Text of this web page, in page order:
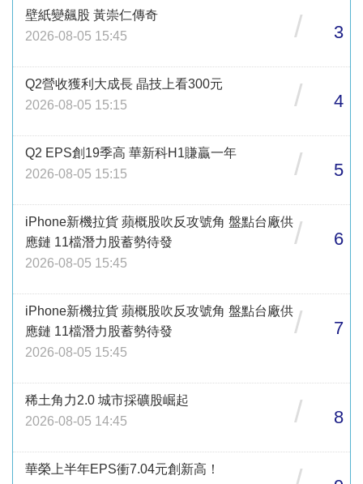
壁紙變飆股 黃崇仁傳奇
2026-08-05 15:45
/ 3
Q2營收獲利大成長 晶技上看300元
2026-08-05 15:15
/ 4
Q2 EPS創19季高 華新科H1賺贏一年
2026-08-05 15:15
/ 5
iPhone新機拉貨 蘋概股吹反攻號角 盤點台廠供
應鏈 11檔潛力股蓄勢待發
2026-08-05 15:45
/ 6
iPhone新機拉貨 蘋概股吹反攻號角 盤點台廠供
應鏈 11檔潛力股蓄勢待發
2026-08-05 15:45
/ 7
稀土角力2.0 城市採礦股崛起
2026-08-05 14:45
/ 8
華榮上半年EPS衝7.04元創新高！